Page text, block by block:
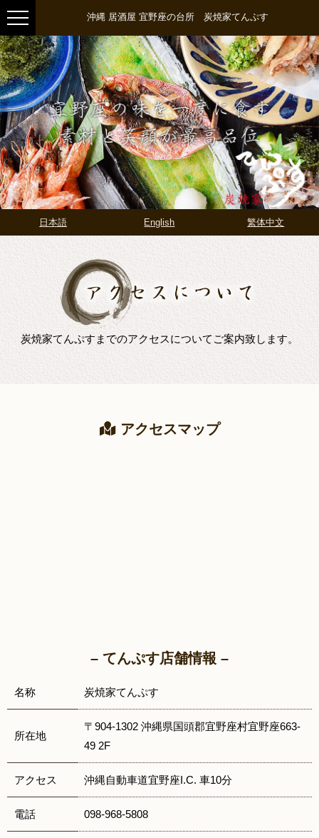
沖縄 居酒屋 宜野座の台所 炭焼家てんぷす
日本語 English 繁体中文
炭焼家てんぷすまでのアクセスについてご案内致します。
アクセスマップ
– てんぷす店舗情報 –
名称 炭焼家てんぷす
所在地
〒904-1302 沖縄県国頭郡宜野座村宜野座663-
49 2F
アクセス 沖縄自動車道宜野座I.C. 車10分
電話 098-968-5808